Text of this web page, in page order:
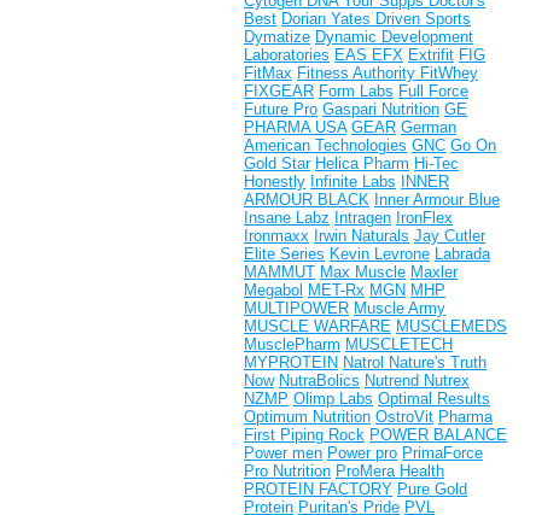
Best Dorian Yates Driven Sports
Dymatize Dynamic Development
Laboratories EAS EFX Extrifit FIG
FitMax Fitness Authority FitWhey
FIXGEAR Form Labs Full Force
Future Pro Gaspari Nutrition GE
PHARMA USA GEAR German
American Technologies GNC Go On
Gold Star Helica Pharm Hi-Tec
Honestly Infinite Labs
INNER
ARMOUR BLACK Inner Armour Blue
Insane Labz Intragen IronFlex
Ironmaxx Irwin Naturals Jay Cutler
Elite Series Kevin Levrone Labrada
MAMMUT Max Muscle Maxler
Megabol MET-Rx MGN MHP
MULTIPOWER Muscle Army
MUSCLE WARFARE MUSCLEMEDS
MusclePharm MUSCLETECH
MYPROTEIN Natrol Nature's Truth
Now NutraBolics Nutrend Nutrex
NZMP Olimp Labs Optimal Results
Optimum Nutrition OstroVit Pharma
First Piping Rock POWER BALANCE
Power men Power pro PrimaForce
Pro Nutrition ProMera Health
PROTEIN FACTORY Pure Gold
Protein Puritan's Pride PVL